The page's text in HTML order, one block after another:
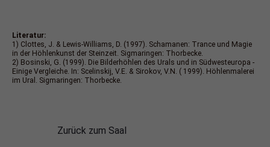
Literatur:
1) Clottes, J. & Lewis-Williams, D. (1997). Schamanen: Trance und Magie
in der Höhlenkunst der Steinzeit. Sigmaringen: Thorbecke.
2) Bosinski, G. (1999). Die Bilderhöhlen des Urals und in Südwesteuropa -
Einige Vergleiche. In: Scelinskij, V.E. & Sirokov, V.N. ( 1999). Höhlenmalerei
im Ural. Sigmaringen: Thorbecke.
Zurück zum Saal